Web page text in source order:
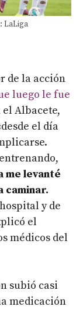
LaLiga
de la acción
luego le fue
el Albacete,
el día
me levanté
caminar.
y de
el
médicos del
subió casi
medicación